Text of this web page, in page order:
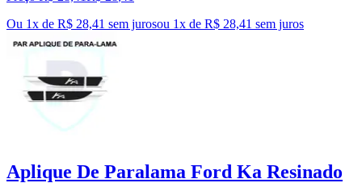
Ou 1x de R$ 28,41 sem jurosou 1x de R$ 28,41 sem juros
Aplique De Paralama Ford Ka Resinado